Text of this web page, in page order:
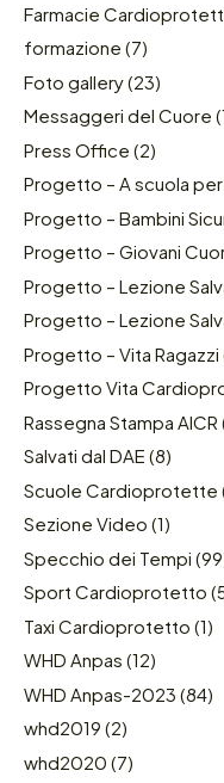
Farmacie
formazione (7)
Foto gallery(23)
Messaggeri del Cuore
Press Office (2)
Progetto – A scuola per
Progetto – Bambini
Progetto – Giovani
Progetto – Lezione
Progetto – Lezione
Progetto – Vita Ragazzi
Progetto Vita
Rassegna Stampa AICR
Salvati dal DAE (8)
Scuole Cardioprotette
Sezione Video (1)
Specchio dei Tempi
Sport Cardioprotetto
Taxi Cardioprotetto (1)
WHD Anpas (12)
WHD Anpas-2023 (84)
whd2019 (2)
whd2020 (7)